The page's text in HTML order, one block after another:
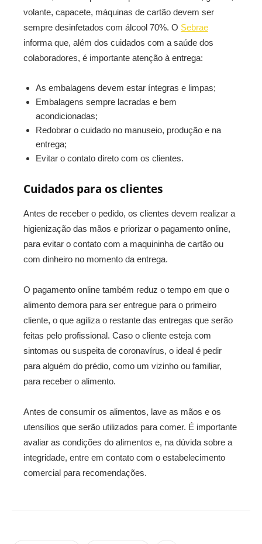
volante, capacete, máquinas de cartão devem ser
sempre desinfetados com álcool 70%. O Sebrae
informa que, além dos cuidados com a saúde dos
colaboradores, é importante atenção à entrega:
As embalagens devem estar íntegras e limpas;
Embalagens sempre lacradas e bem
acondicionadas;
Redobrar o cuidado no manuseio, produção e na
entrega;
Evitar o contato direto com os clientes.
Cuidados para os clientes
Antes de receber o pedido, os clientes devem realizar a
higienização das mãos e priorizar o pagamento online,
para evitar o contato com a maquininha de cartão ou
com dinheiro no momento da entrega.
O pagamento online também reduz o tempo em que o
alimento demora para ser entregue para o primeiro
cliente, o que agiliza o restante das entregas que serão
feitas pelo profissional. Caso o cliente esteja com
sintomas ou suspeita de coronavírus, o ideal é pedir
para alguém do prédio, como um vizinho ou familiar,
para receber o alimento.
Antes de consumir os alimentos, lave as mãos e os
utensílios que serão utilizados para comer. É importante
avaliar as condições do alimentos e, na dúvida sobre a
integridade, entre em contato com o estabelecimento
comercial para recomendações.